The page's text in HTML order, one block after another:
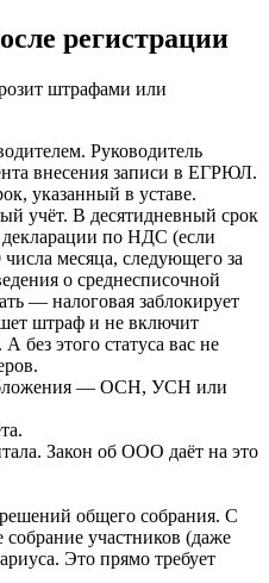
регистрации
штрафами или
Руководитель
внесения записи в ЕГРЮЛ.
указанный в уставе.
учёт. В десятидневный срок
по НДС (если
месяца, следующего за
о среднесписочной
— налоговая заблокирует
штраф и не включит
этого статуса вас не
— ОСН, УСН или
Закон об ООО даёт на это
общего собрания. С
собрание участников (даже
Это прямо требует